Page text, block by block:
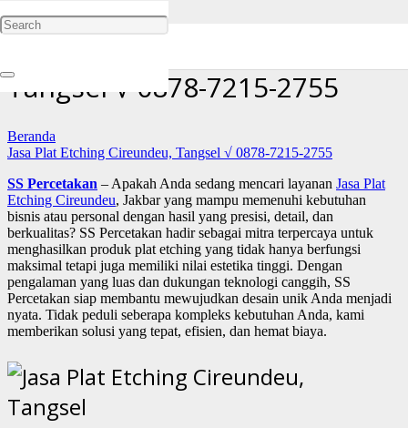
Tangsel √ 0878-7215-2755
Beranda
Jasa Plat Etching Cireundeu, Tangsel √ 0878-7215-2755
SS Percetakan – Apakah Anda sedang mencari layanan Jasa Plat
Etching Cireundeu, Jakbar yang mampu memenuhi kebutuhan
bisnis atau personal dengan hasil yang presisi, detail, dan
berkualitas? SS Percetakan hadir sebagai mitra terpercaya untuk
menghasilkan produk plat etching yang tidak hanya berfungsi
maksimal tetapi juga memiliki nilai estetika tinggi. Dengan
pengalaman yang luas dan dukungan teknologi canggih, SS
Percetakan siap membantu mewujudkan desain unik Anda menjadi
nyata. Tidak peduli seberapa kompleks kebutuhan Anda, kami
memberikan solusi yang tepat, efisien, dan hemat biaya.